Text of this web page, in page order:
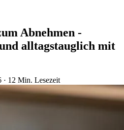
Abnehmen -
alltagstauglich mit
· 12 Min. Lesezeit